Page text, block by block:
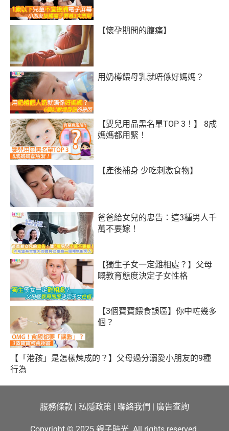
【懷孕期間的腹痛】
用奶樽餵母乳就唔係好媽媽？
【嬰兒用品黑名單TOP 3！】 8成
媽媽都用緊！
【產後補身 少吃刺激食物】
爸爸給女兒的忠告：這3種男人千
萬不要嫁！
【獨生子女一定難相處？】父母
嘅教育態度決定子女性格
【3個寶寶餵食誤區】你中咗幾多
個？
【「港孩」是怎樣煉成的？】父母過分溺愛小朋友的9種
行為
服務條款 | 私隱政策 | 聯絡我們 | 廣告查詢